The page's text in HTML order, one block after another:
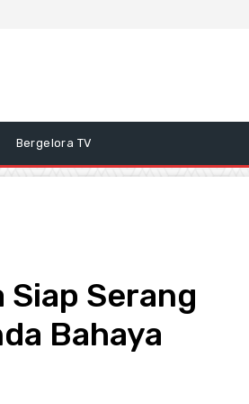
Bergelora TV
Siap Serang
Bahaya